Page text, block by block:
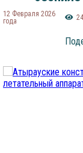
12 Февраля 2026
года
24